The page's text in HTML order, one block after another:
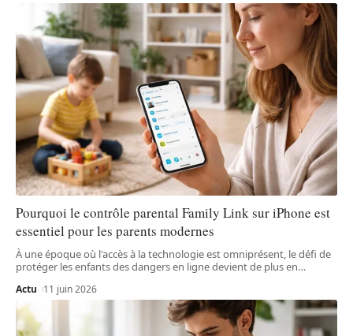
Pourquoi le contrôle parental Family Link sur iPhone est
essentiel pour les parents modernes
À une époque où l'accès à la technologie est omniprésent, le défi de
protéger les enfants des dangers en ligne devient de plus en…
Actu 11 juin 2026